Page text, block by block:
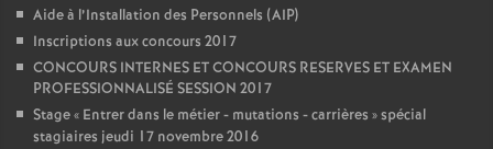
Aide à l’Installation des Personnels (AIP)
Inscriptions aux concours 2017
CONCOURS INTERNES ET CONCOURS RESERVES ET EXAMEN
PROFESSIONNALISÉ SESSION 2017
Stage « Entrer dans le métier - mutations - carrières » spécial
stagiaires jeudi 17 novembre 2016